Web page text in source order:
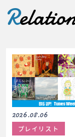
R
2026.08.06
プレイリスト